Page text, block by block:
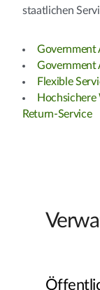
staatlichen
Government
Government
Flexible
Return-Service